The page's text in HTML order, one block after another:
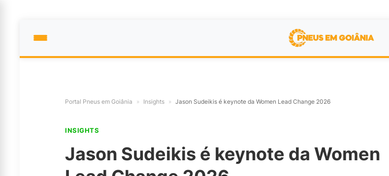
Portal Pneus em Goiânia » Insights » Jason Sudeikis é keynote da Women Lead Change 2026
INSIGHTS
Jason Sudeikis é keynote da Women